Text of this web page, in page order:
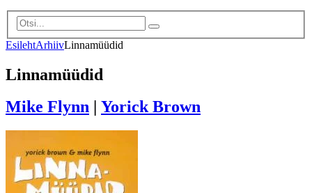
EsilehtArhiivLinnamüüdid
Linnamüüdid
Mike Flynn
Yorick Brown